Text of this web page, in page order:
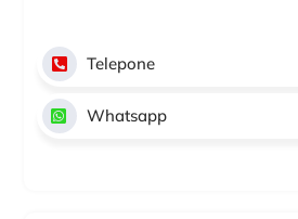
Telepone
Whatsapp